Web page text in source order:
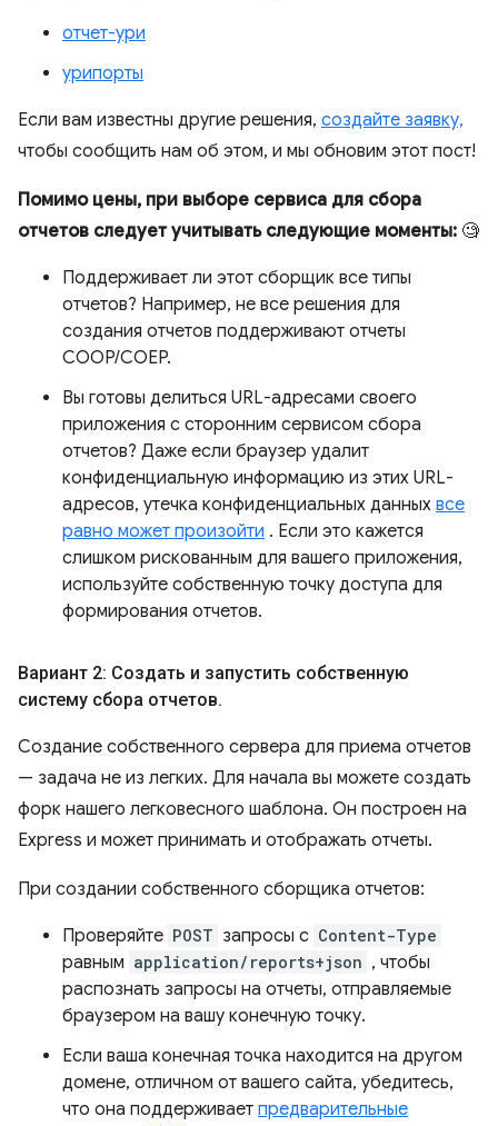
отчет-ури
урипорты
Если вам известны другие решения, создайте заявку,
чтобы сообщить нам об этом, и мы обновим этот пост!
Помимо цены, при выборе сервиса для сбора
отчетов следует учитывать следующие моменты: 🧐
Поддерживает ли этот сборщик все типы
отчетов? Например, не все решения для
создания отчетов поддерживают отчеты
COOP/COEP.
Вы готовы делиться URL-адресами своего
приложения с сторонним сервисом сбора
отчетов? Даже если браузер удалит
конфиденциальную информацию из этих URL-
адресов, утечка конфиденциальных данных все
равно может произойти . Если это кажется
слишком рискованным для вашего приложения,
используйте собственную точку доступа для
формирования отчетов.
Вариант 2: Создать и запустить собственную
систему сбора отчетов.
Создание собственного сервера для приема отчетов
— задача не из легких. Для начала вы можете создать
форк нашего легковесного шаблона. Он построен на
Express и может принимать и отображать отчеты.
При создании собственного сборщика отчетов:
Проверяйте POST запросы с Content-Type
равным application/reports+json , чтобы
распознать запросы на отчеты, отправляемые
браузером на вашу конечную точку.
Если ваша конечная точка находится на другом
домене, отличном от вашего сайта, убедитесь,
что она поддерживает предварительные